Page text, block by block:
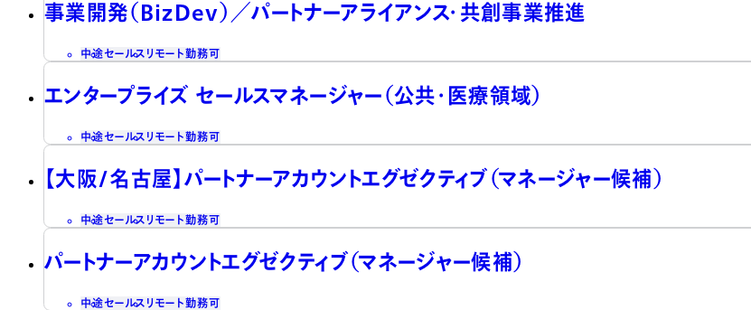
事業開発（BizDev）／パートナーアライアンス・共創事業推進
中途セールス リモート勤務可
エンタープライズ セールスマネージャー（公共・医療領域）
中途セールス リモート勤務可
【大阪/名古屋】パートナーアカウントエグゼクティブ（マネージャー候補）
中途セールス リモート勤務可
パートナーアカウントエグゼクティブ（マネージャー候補）
中途セールス リモート勤務可